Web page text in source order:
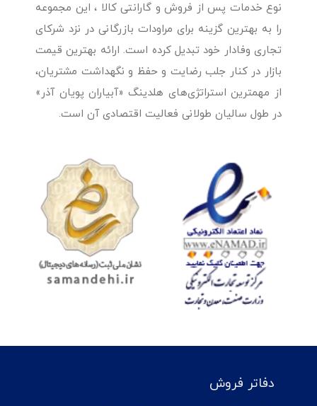
نوع خدمات پس از فروش و گارانتی کالا ، این مجموعه
را به بهترین گزینه برای مراودات بازرگانی در نزد شرکای
تجاری وفادار خود تبدیل کرده است. ارائه بهترین قیمت
بازار در کنار جلب رضایت و حفظ و نگهداشت مشتریان،
از مهمترین استراتژی‌های هلدینگ «آبیاران پویان آذر»
در طول سالیان طولانی فعالیت اقتصادی آن است.
دفاتر فروش